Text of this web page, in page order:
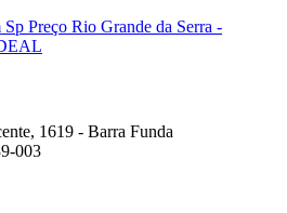
1619 - Barra Funda
003